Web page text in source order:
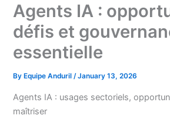
Agents IA :
défis et
essentielle
By Equipe Anduril/January 13, 2026
Agents IA : usages sectoriels,
maîtriser